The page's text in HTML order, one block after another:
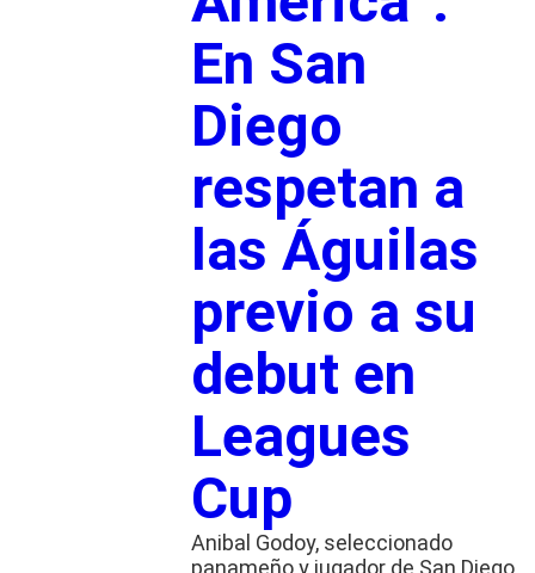
En San
Diego
respetan a
las Águilas
previo a su
debut en
Leagues
Cup
Anibal Godoy, seleccionado
panameño y jugador de San Diego